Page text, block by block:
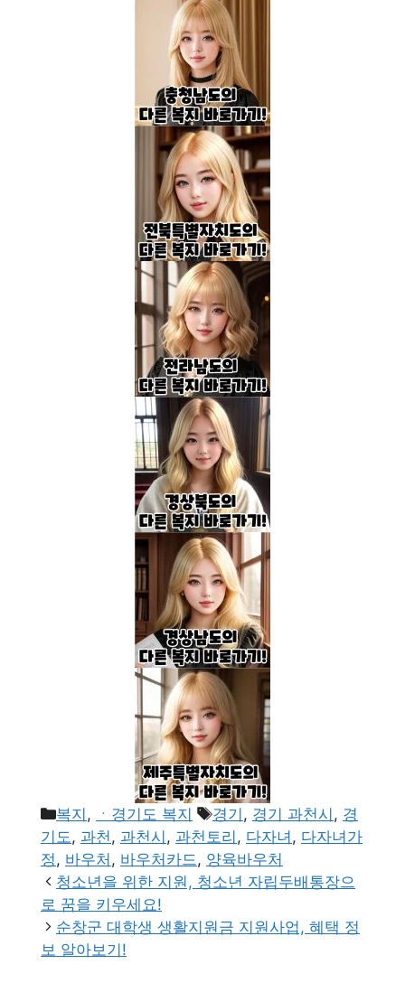
카
테
고
리
복지, ㆍ경기도 복지
태
그
경기, 경기 과천시, 경
기도, 과천, 과천시, 과천토리, 다자녀, 다자녀가
정, 바우처, 바우처카드, 양육바우처
청소년을 위한 지원, 청소년 자립두배통장으
로 꿈을 키우세요!
순창군 대학생 생활지원금 지원사업, 혜택 정
보 알아보기!